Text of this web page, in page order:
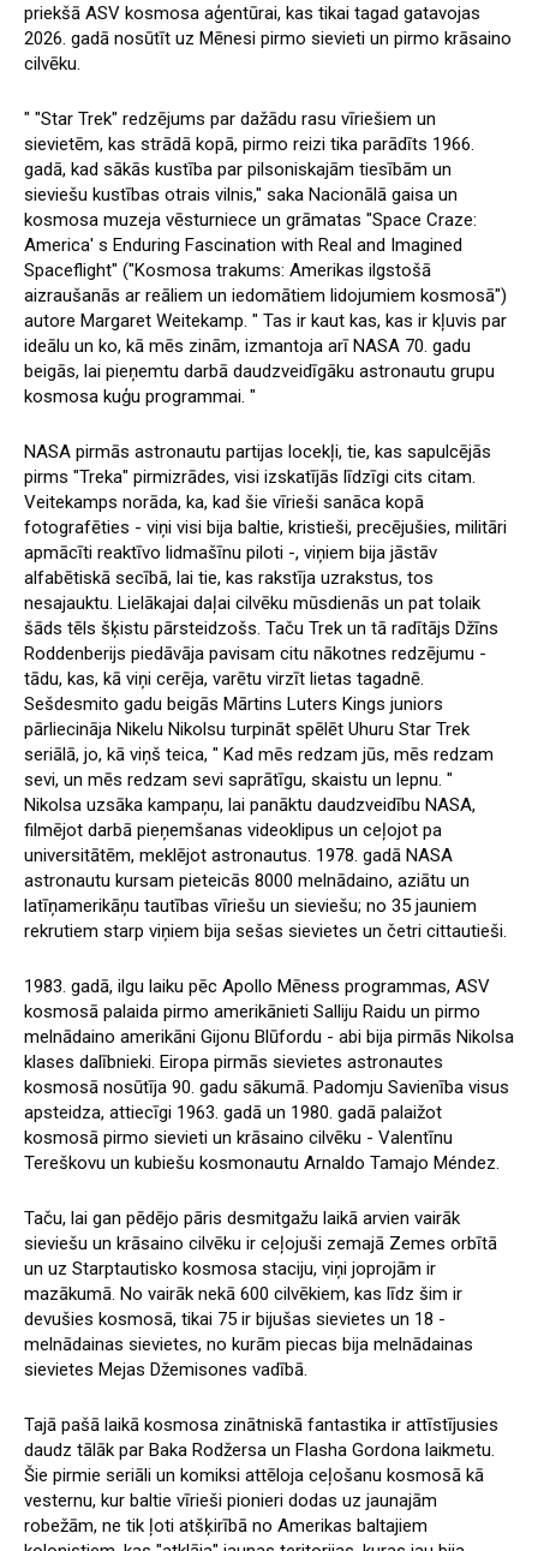
priekšā ASV kosmosa aģentūrai, kas tikai tagad gatavojas
2026. gadā nosūtīt uz Mēnesi pirmo sievieti un pirmo krāsaino
cilvēku.
" "Star Trek" redzējums par dažādu rasu vīriešiem un
sievietēm, kas strādā kopā, pirmo reizi tika parādīts 1966.
gadā, kad sākās kustība par pilsoniskajām tiesībām un
sieviešu kustības otrais vilnis," saka Nacionālā gaisa un
kosmosa muzeja vēsturniece un grāmatas "Space Craze:
America' s Enduring Fascination with Real and Imagined
Spaceflight" ("Kosmosa trakums: Amerikas ilgstošā
aizraušanās ar reāliem un iedomātiem lidojumiem kosmosā")
autore Margaret Weitekamp. " Tas ir kaut kas, kas ir kļuvis par
ideālu un ko, kā mēs zinām, izmantoja arī NASA 70. gadu
beigās, lai pieņemtu darbā daudzveidīgāku astronautu grupu
kosmosa kuģu programmai. "
NASA pirmās astronautu partijas locekļi, tie, kas sapulcējās
pirms "Treka" pirmizrādes, visi izskatījās līdzīgi cits citam.
Veitekamps norāda, ka, kad šie vīrieši sanāca kopā
fotografēties - viņi visi bija baltie, kristieši, precējušies, militāri
apmācīti reaktīvo lidmašīnu piloti -, viņiem bija jāstāv
alfabētiskā secībā, lai tie, kas rakstīja uzrakstus, tos
nesajauktu. Lielākajai daļai cilvēku mūsdienās un pat tolaik
šāds tēls šķistu pārsteidzošs. Taču Trek un tā radītājs Džīns
Roddenberijs piedāvāja pavisam citu nākotnes redzējumu -
tādu, kas, kā viņi cerēja, varētu virzīt lietas tagadnē.
Sešdesmito gadu beigās Mārtins Luters Kings juniors
pārliecināja Nikelu Nikolsu turpināt spēlēt Uhuru Star Trek
seriālā, jo, kā viņš teica, " Kad mēs redzam jūs, mēs redzam
sevi, un mēs redzam sevi saprātīgu, skaistu un lepnu. "
Nikolsa uzsāka kampaņu, lai panāktu daudzveidību NASA,
filmējot darbā pieņemšanas videoklipus un ceļojot pa
universitātēm, meklējot astronautus. 1978. gadā NASA
astronautu kursam pieteicās 8000 melnādaino, aziātu un
latīņamerikāņu tautības vīriešu un sieviešu; no 35 jauniem
rekrutiem starp viņiem bija sešas sievietes un četri cittautieši.
1983. gadā, ilgu laiku pēc Apollo Mēness programmas, ASV
kosmosā palaida pirmo amerikānieti Salliju Raidu un pirmo
melnādaino amerikāni Gijonu Blūfordu - abi bija pirmās Nikolsa
klases dalībnieki. Eiropa pirmās sievietes astronautes
kosmosā nosūtīja 90. gadu sākumā. Padomju Savienība visus
apsteidza, attiecīgi 1963. gadā un 1980. gadā palaižot
kosmosā pirmo sievieti un krāsaino cilvēku - Valentīnu
Tereškovu un kubiešu kosmonautu Arnaldo Tamajo Méndez.
Taču, lai gan pēdējo pāris desmitgažu laikā arvien vairāk
sieviešu un krāsaino cilvēku ir ceļojuši zemajā Zemes orbītā
un uz Starptautisko kosmosa staciju, viņi joprojām ir
mazākumā. No vairāk nekā 600 cilvēkiem, kas līdz šim ir
devušies kosmosā, tikai 75 ir bijušas sievietes un 18 -
melnādainas sievietes, no kurām piecas bija melnādainas
sievietes Mejas Džemisones vadībā.
Tajā pašā laikā kosmosa zinātniskā fantastika ir attīstījusies
daudz tālāk par Baka Rodžersa un Flasha Gordona laikmetu.
Šie pirmie seriāli un komiksi attēloja ceļošanu kosmosā kā
vesternu, kur baltie vīrieši pionieri dodas uz jaunajām
robežām, ne tik ļoti atšķirībā no Amerikas baltajiem